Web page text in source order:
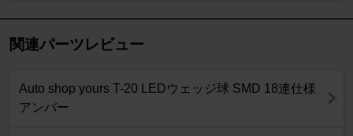
関連パーツレビュー
Auto shop yours T-20 LEDウェッジ球 SMD 18連仕様
アンバー